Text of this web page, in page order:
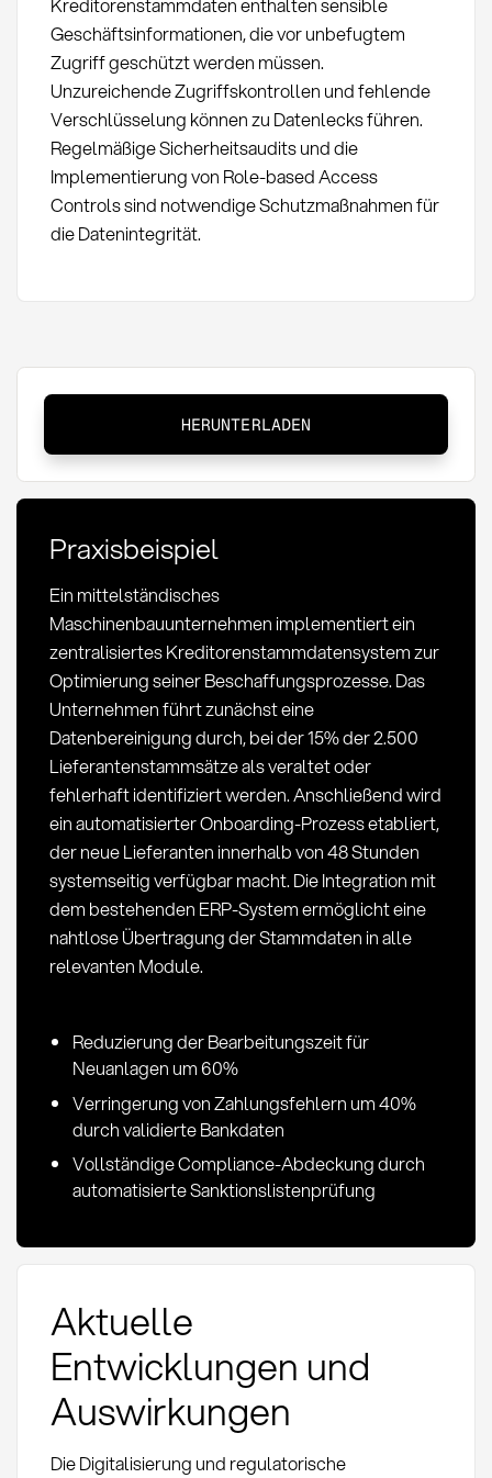
Kreditorenstammdaten enthalten sensible
Geschäftsinformationen, die vor unbefugtem
Zugriff geschützt werden müssen.
Unzureichende Zugriffskontrollen und fehlende
Verschlüsselung können zu Datenlecks führen.
Regelmäßige Sicherheitsaudits und die
Implementierung von Role-based Access
Controls sind notwendige Schutzmaßnahmen für
die Datenintegrität.
Definition,
Verwaltung
und
Practices
HERUNTERLADEN
Praxisbeispiel
Ein mittelständisches
Maschinenbauunternehmen implementiert ein
zentralisiertes Kreditorenstammdatensystem zur
Optimierung seiner Beschaffungsprozesse. Das
Unternehmen führt zunächst eine
Datenbereinigung durch, bei der 15% der 2.500
Lieferantenstammsätze als veraltet oder
fehlerhaft identifiziert werden. Anschließend wird
ein automatisierter Onboarding-Prozess etabliert,
der neue Lieferanten innerhalb von 48 Stunden
systemseitig verfügbar macht. Die Integration mit
dem bestehenden ERP-System ermöglicht eine
nahtlose Übertragung der Stammdaten in alle
relevanten Module.
Reduzierung der Bearbeitungszeit für
Neuanlagen um 60%
Verringerung von Zahlungsfehlern um 40%
durch validierte Bankdaten
Vollständige Compliance-Abdeckung durch
automatisierte Sanktionslistenprüfung
Aktuelle
Entwicklungen und
Auswirkungen
Die Digitalisierung und regulatorische